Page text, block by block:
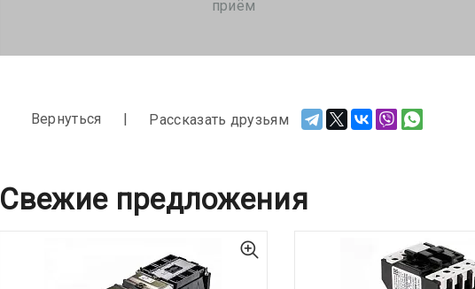
приём
Вернуться Рассказать друзьям
Свежие предложения